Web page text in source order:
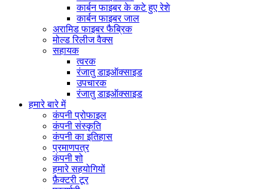
कार्बन फाइबर के कटे हुए रेशे
कार्बन फाइबर जाल
अरामिड फाइबर फैब्रिक
मोल्ड रिलीज वैक्स
सहायक
त्वरक
रंजातु डाइऑक्साइड
उपचारक
रंजातु डाइऑक्साइड
हमारे बारे में
कंपनी प्रोफाइल
कंपनी संस्कृति
कंपनी का इतिहास
प्रमाणपत्र
कंपनी शो
हमारे सहयोगियों
फ़ैक्टरी टूर